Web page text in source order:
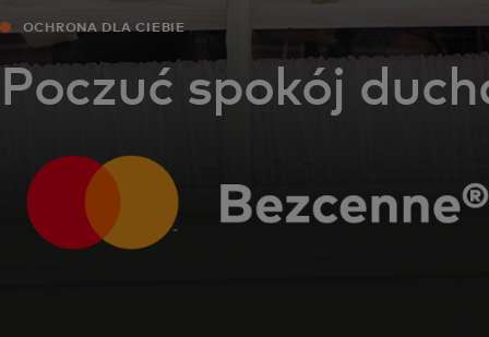
OCHRONA DLA CIEBIE
Poczuć spokój